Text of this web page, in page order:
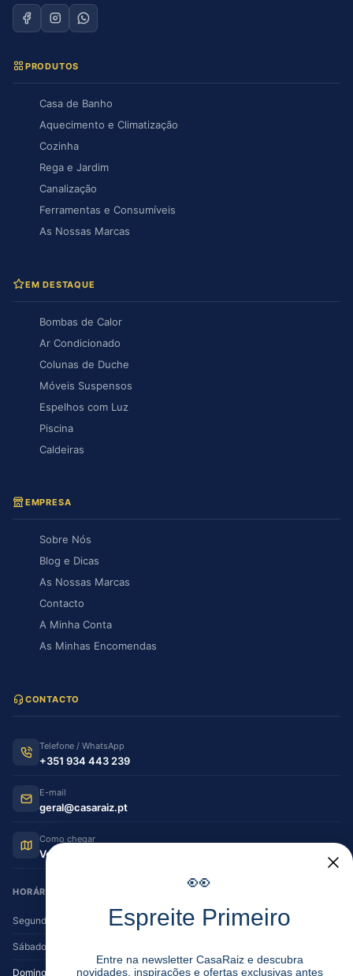
PRODUTOS
Casa de Banho
Aquecimento e Climatização
Cozinha
Rega e Jardim
Canalização
Ferramentas e Consumíveis
As Nossas Marcas
EM DESTAQUE
Bombas de Calor
Ar Condicionado
Colunas de Duche
Móveis Suspensos
Espelhos com Luz
Piscina
Caldeiras
EMPRESA
Sobre Nós
Blog e Dicas
As Nossas Marcas
Contacto
A Minha Conta
As Minhas Encomendas
CONTACTO
Telefone / WhatsApp
+351 934 443 239
E-mail
geral@casaraiz.pt
Como chegar
Ver no Google Maps
HORÁRIO DE FUNCIONAMENTO
Segunda — Sexta 08:30–12:30 | 14:00–19:30
Sábado
Domingo Encerrado
👀
Espreite Primeiro
Entre na newsletter CasaRaiz e descubra
novidades, inspirações e ofertas exclusivas antes